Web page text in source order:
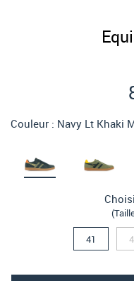
Couleur : Navy Lt Khaki
41